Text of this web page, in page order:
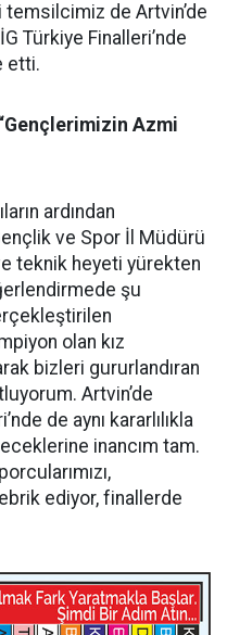
temsilcimiz de Artvin’de
Türkiye Finalleri’nde
etti.
Azmi
ardından
ve Spor İl Müdürü
teknik heyeti yürekten
şu
olan kız
bizleri gururlandıran
Artvin’de
de aynı kararlılıkla
inancım tam.
ediyor, finallerde